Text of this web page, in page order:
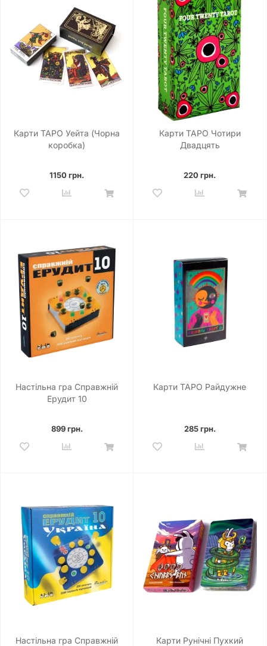
Карти ТАРО Уейта (Чорна
коробка)
1150 грн.
Карти ТАРО Чотири
Двадцять
220 грн.
Настільна гра Справжній
Ерудит 10
899 грн.
Карти ТАРО Райдужне
285 грн.
Настільна гра Справжній
Карти Рунічні Пухкий